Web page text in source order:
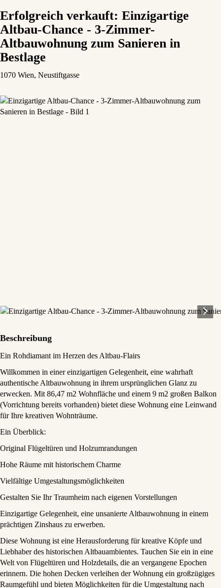
Erfolgreich verkauft: Einzigartige
Altbau-Chance - 3-Zimmer-
Altbauwohnung zum Sanieren in
Bestlage
1070 Wien, Neustiftgasse
Beschreibung
Ein Rohdiamant im Herzen des Altbau-Flairs
Willkommen in einer einzigartigen Gelegenheit, eine wahrhaft
authentische Altbauwohnung in ihrem ursprünglichen Glanz zu
erwecken. Mit 86,47 m2 Wohnfläche und einem 9 m2 großen Balkon
(Vorrichtung bereits vorhanden) bietet diese Wohnung eine Leinwand
für Ihre kreativen Wohnträume.
Ein Überblick:
Original Flügeltüren und Holzumrandungen
Hohe Räume mit historischem Charme
Vielfältige Umgestaltungsmöglichkeiten
Gestalten Sie Ihr Traumheim nach eigenen Vorstellungen
Einzigartige Gelegenheit, eine unsanierte Altbauwohnung in einem
prächtigen Zinshaus zu erwerben.
Diese Wohnung ist eine Herausforderung für kreative Köpfe und
Liebhaber des historischen Altbauambientes. Tauchen Sie ein in eine
Welt von Flügeltüren und Holzdetails, die an vergangene Epochen
erinnern. Die hohen Decken verleihen der Wohnung ein großzügiges
Raumgefühl und bieten Möglichkeiten für die Umgestaltung nach